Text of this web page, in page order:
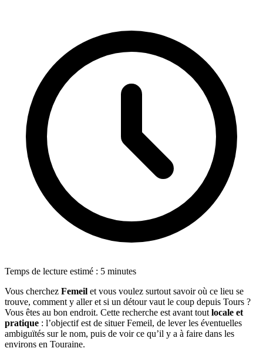
Temps de lecture estimé : 5 minutes
Vous cherchez Femeil et vous voulez surtout savoir où ce lieu se
trouve, comment y aller et si un détour vaut le coup depuis Tours ?
Vous êtes au bon endroit. Cette recherche est avant tout locale et
pratique : l’objectif est de situer Femeil, de lever les éventuelles
ambiguïtés sur le nom, puis de voir ce qu’il y a à faire dans les
environs en Touraine.